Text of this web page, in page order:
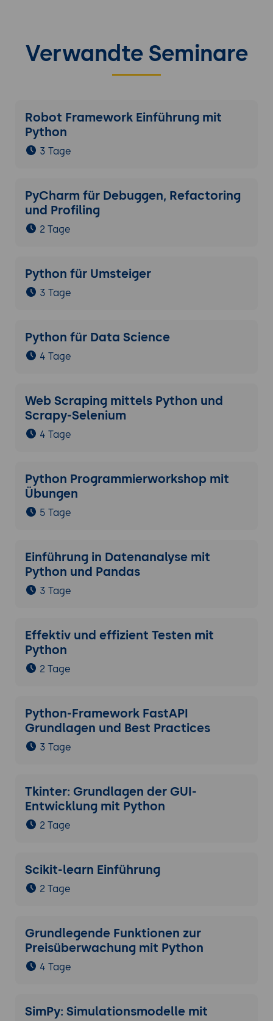
Verwandte Seminare
Robot Framework Einführung mit
Python
3 Tage
PyCharm für Debuggen, Refactoring
und Profiling
2 Tage
Python für Umsteiger
3 Tage
Python für Data Science
4 Tage
Web Scraping mittels Python und
Scrapy-Selenium
4 Tage
Python Programmierworkshop mit
Übungen
5 Tage
Einführung in Datenanalyse mit
Python und Pandas
3 Tage
Effektiv und effizient Testen mit
Python
2 Tage
Python-Framework FastAPI
Grundlagen und Best Practices
3 Tage
Tkinter: Grundlagen der GUI-
Entwicklung mit Python
2 Tage
Scikit-learn Einführung
2 Tage
Grundlegende Funktionen zur
Preisüberwachung mit Python
4 Tage
SimPy: Simulationsmodelle mit